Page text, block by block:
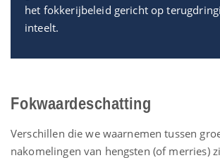
het fokkerijbeleid gericht op
inteelt.
Fokwaardeschatting
Verschillen die we waarnemen tussen
nakomelingen van hengsten (of merries)